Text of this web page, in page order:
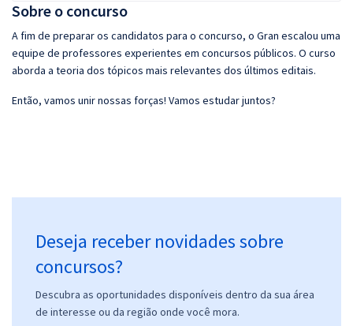
Sobre o concurso
A fim de preparar os candidatos para o concurso, o Gran escalou uma
equipe de professores experientes em concursos públicos. O curso
aborda a teoria dos tópicos mais relevantes dos últimos editais.
Então, vamos unir nossas forças! Vamos estudar juntos?
Deseja receber novidades sobre
concursos?
Descubra as oportunidades disponíveis dentro da sua área
de interesse ou da região onde você mora.